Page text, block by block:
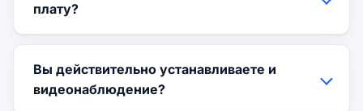
плату?
Вы действительно устанавливаете и
видеонаблюдение?